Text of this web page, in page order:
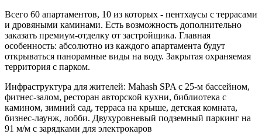
Всего 60 апартаментов, 10 из которых - пентхаусы с террасами
и дровяными каминами. Есть возможность дополнительно
заказать премиум-отделку от застройщика. Главная
особенность: абсолютно из каждого апартамента будут
открываться панорамные виды на воду. Закрытая охраняемая
территория с парком.
Инфраструктура для жителей: Mahash SPA с 25-м бассейном,
фитнес-залом, ресторан авторской кухни, библиотека с
камином, зимний сад, терраса на крыше, детская комната,
бизнес-лаунж, лобби. Двухуровневый подземный паркинг на
91 м/м с зарядками для электрокаров